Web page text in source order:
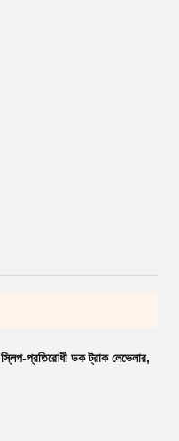
স্লিপ-প্রতিরোধী ডক ট্রাক লেভেলার,